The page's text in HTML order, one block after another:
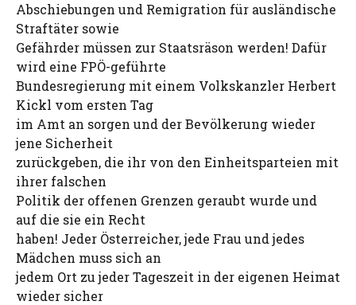
Abschiebungen und Remigration für ausländische
Straftäter sowie
Gefährder müssen zur Staatsräson werden! Dafür
wird eine FPÖ-geführte
Bundesregierung mit einem Volkskanzler Herbert
Kickl vom ersten Tag
im Amt an sorgen und der Bevölkerung wieder
jene Sicherheit
zurückgeben, die ihr von den Einheitsparteien mit
ihrer falschen
Politik der offenen Grenzen geraubt wurde und
auf die sie ein Recht
haben! Jeder Österreicher, jede Frau und jedes
Mädchen muss sich an
jedem Ort zu jeder Tageszeit in der eigenen Heimat
wieder sicher